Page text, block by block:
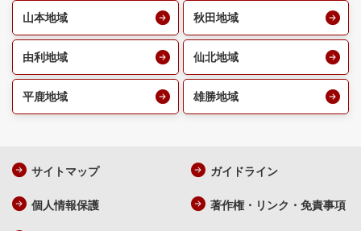
山本地域 秋田地域
由利地域 仙北地域
平鹿地域 雄勝地域
サイトマップ ガイドライン
個人情報保護 著作権・リンク・免責事項